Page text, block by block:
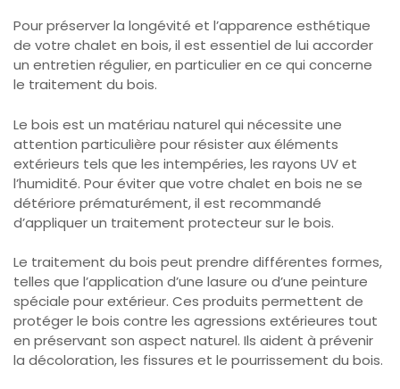
Pour préserver la longévité et l’apparence esthétique
de votre chalet en bois, il est essentiel de lui accorder
un entretien régulier, en particulier en ce qui concerne
le traitement du bois.
Le bois est un matériau naturel qui nécessite une
attention particulière pour résister aux éléments
extérieurs tels que les intempéries, les rayons UV et
l’humidité. Pour éviter que votre chalet en bois ne se
détériore prématurément, il est recommandé
d’appliquer un traitement protecteur sur le bois.
Le traitement du bois peut prendre différentes formes,
telles que l’application d’une lasure ou d’une peinture
spéciale pour extérieur. Ces produits permettent de
protéger le bois contre les agressions extérieures tout
en préservant son aspect naturel. Ils aident à prévenir
la décoloration, les fissures et le pourrissement du bois.